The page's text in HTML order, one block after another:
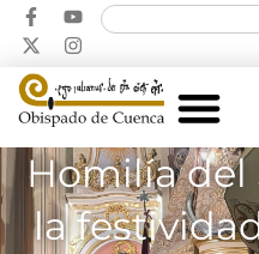
Homilía del
la